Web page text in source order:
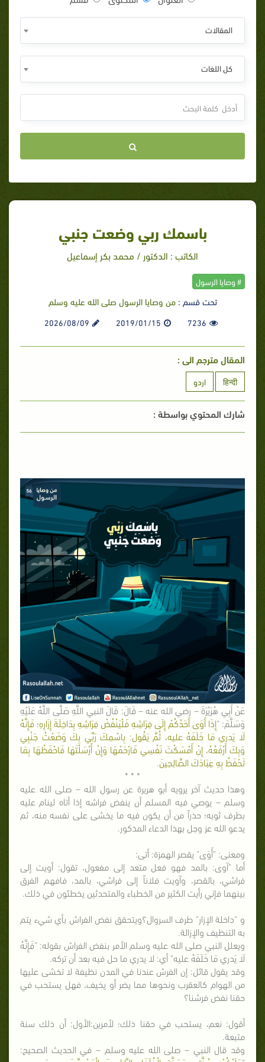
المقالات
كل اللغات
باسمك ربي وضعت جنبي
الكاتب : الدكتور / محمد بكر إسماعيل
# وصايا الرسول
تحت قسم :من وصايا الرسول صلى الله عليه وسلم
7236
2019/01/15
2026/08/09
المقال مترجم الى :
हिन्दी اردو
شارك المحتوي بواسطة :
عَنْ أَبِي هُرَيْرَةَ – رضي الله عنه – قَالَ: قَالَ النبي اللَّهِ صَلَّى اللَّهُ عَلَيْهِ
وَسَلَّمَ: "إِذَا أَوَى أَحَدُكُمْ إِلَى فِرَاشِهِ فَلْيَنْفُضْ فِرَاشِهِ بِدَاخِلَةَ إِزَارِهِ؛ فَإِنَّهُ
لَا يَدري مَا خَلَفَهُ عليه، ثُمَّ يَقُول: بِاسْمِكَ رَبِّي بِكَ وَضَعْتُ جَنْبِي
وَبِكَ أَرْفَعُهُ، إِنْ أَمْسَكْتَ نَفْسِي فَارْحَمْهَا وَإِنْ أَرْسَلْتَهَا فَاحْفَظْهَا بِمَا
تَحْفَظُ بِهِ عِبَادَكَ الصَّالِحِينَ.
* *
*
وهذا حديث آخر يرويه أبو هريرة عن رسول الله – صلى الله عليه
وسلم – يوصي فيه المسلم أن ينفض فراشه إذا أتاه لينام عليه
بطرف ثوبه؛ حذراً من أن يكون فيه ما يخشى على نفسه منه، ثم
يدعو الله عز وجل بهذا الدعاء المذكور.
ومعنى: "أَوَى" يقصر الهمزة: أتى:
أما "آوى: بالمد فهو فعل متعد إلى مفعول، تقول: أويت إلى
فراشي، بالقصر، وآويت فلاناً إلى فراشي، بالمد، فافهم الفرق
بينهما فإني رأيت الكثير من الخطباء والمتحدثين يخطئون في ذلك.
و "داخلة الإزار" طرف السروال؟ويتحقق نفض الفراش بأي شيء يتم
به التنظيف والإزالة.
ويعلل النبي صلى الله عليه وسلم الأمر بنفض الفراش بقوله: "فَإِنَّهُ
لَا يَدري مَا خَلَفَهُ عليه" أي: لا يدري ما حل فيه بعد أن تركه.
وقد يقول قائل: إن الفرش عندنا في المدن نظيفة لا تخشى عليها
من الهوام كالعقرب ونحوها مما يضر أو يخيف، فهل يستحب في
حقنا نفض فرشنا؟
أقول: نعم، يستحب في حقنا ذلك؛ لأمرين:الأول: أن ذلك سنة
متبعة.
وقد قال النبي – صلى الله عليه وسلم – في الحديث الصحيح: